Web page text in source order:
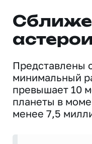
Представлены
минимальный
превышает 10
планеты в
менее 7,5